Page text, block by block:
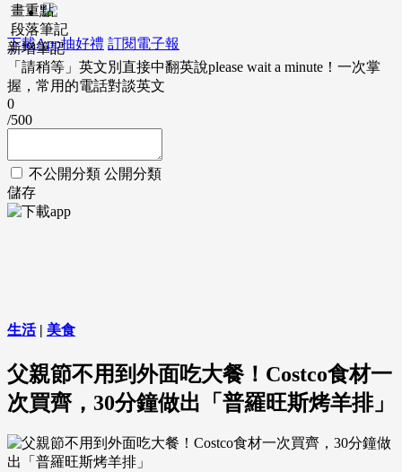
下載App抽好禮 訂閱電子報
畫重點
段落筆記
新增筆記
「請稍等」英文別直接中翻英說please wait a minute！一次掌
握，常用的電話對談英文
0
/500
不公開分類 公開分類
儲存
生活| 美食
父親節不用到外面吃大餐！Costco食材一
次買齊，30分鐘做出「普羅旺斯烤羊排」